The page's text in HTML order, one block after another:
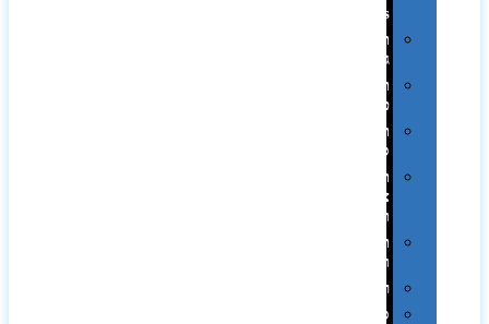
Swiss
תיקי
תיקי
טיולים
תיקי
ספורט
תיקי
ומכתביות
תערוכות
וכנסים
רמקולים
סוכריות